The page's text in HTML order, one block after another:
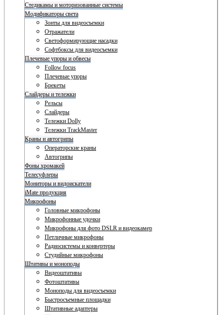
Стедикамы и моторизованные системы
Модификаторы света
Зонты для видеосъемки
Отражатели
Светоформирующие насадки
Софтбоксы для видеосъемки
Плечевые упоры и обвесы
Follow focus
Плечевые упоры
Брекеты
Слайдеры и тележки
Рельсы
Слайдеры
Тележки Dolly
Тележки TrackMaster
Краны и автогрипы
Операторские краны
Автогрипы
Фоны хромакей
Телесуфлеры
Мониторы и видоискатели
iMate продукция
Микрофоны
Головные микрофоны
Микрофонные удочки
Микрофоны для фото DSLR и видеокамер
Петличные микрофоны
Радиосистемы и конвертеры
Студийные микрофоны
Штативы и моноподы
Видеоштативы
Фотоштативы
Моноподы для видеосъемки
Быстросъемные площадки
Штативные адаптеры